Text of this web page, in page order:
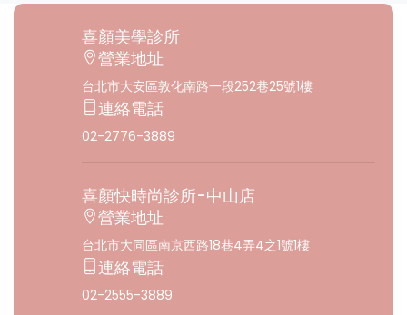
喜顏美學診所
營業地址
台北市⼤安區敦化南路⼀段252巷25號1樓
連絡電話
02-2776-3889
喜顏快時尚診所-中山店
營業地址
台北市大同區南京西路18巷4弄4之1號1樓
連絡電話
02-2555-3889